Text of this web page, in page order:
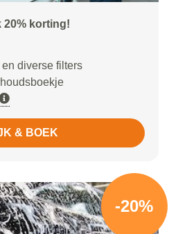
20% korting!
diverse filters
& BOEK
-20%